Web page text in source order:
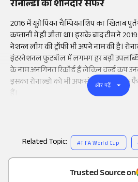
Add
as a
Trusted Source on
रोनाल्डो का शानदार सफर
2016 में यूरोपियन चैम्पियनशिप का खिताब
कप्तानी में ही जीता था। इसके बाद टीम ने
नेशन्ल लीग की ट्रॉफी भी अपने नाम की है।
इंटरनेशनल फुटबॉल में लगभग हर बड़ी उपलब्धि
के नाम अनगिनत रिकॉर्ड हैं लेकिन वर्ल्ड कप
इसका रोनाल्डो को भी अफसोस है और
हैं।
और पढ़ें
Related Topic: #FIFA World Cup